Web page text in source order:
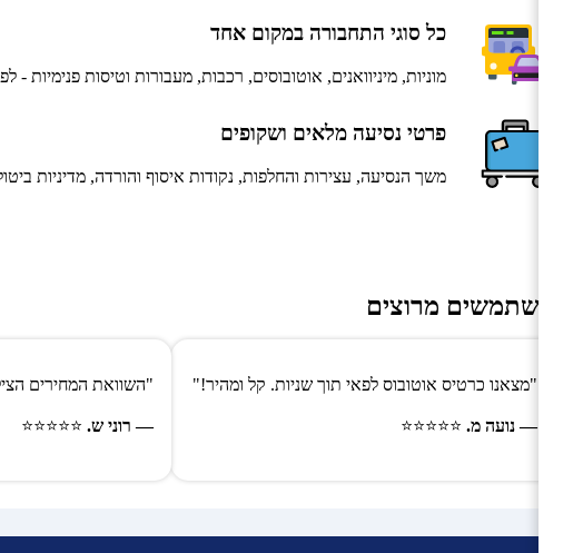
כל סוגי התחבורה במקום אחד
מוניות, מיניוואנים, אוטובוסים, רכבות, מעבורות וטיסות פנימיות -
פרטי נסיעה מלאים ושקופים
משך הנסיעה, עצירות והחלפות, נקודות איסוף והורדה, מדיניות
משתמשים מרוצים
"מצאנו כרטיס אוטובוס לפאי תוך שניות. קל ומהיר!"
— נועה מ. ⭐⭐⭐⭐⭐
"השוואת המחירים הצילה לנו 30%.
— רוני ש.⭐⭐⭐⭐⭐